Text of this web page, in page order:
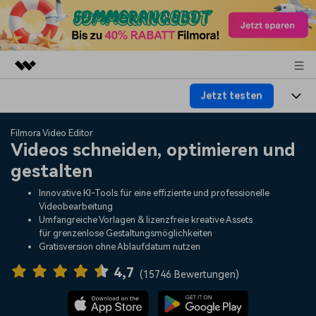
Dienstprogramme
Business
Überblick
Lösungen
Über uns
Presseraum
Support
Jetzt testen
Produkte
Plattformen
Funktionen
Assets
KI
Video/Foto
Audio
Lösungen
Soziale Medien
Marketing & Business
Lifestyle & Spaß
Ressourcen
Video-Prompts
Über 100 heiße Video-
Meisterkurs
Beherrschen Sie
Hilfe-Center
Erste Schritte
Filmora Video Editor
Videos schneiden, optimieren und
gestalten
Innovative KI-Tools für eine effiziente und professionelle
Videobearbeitung
Umfangreiche Vorlagen & lizenzfreie kreative Assets
für grenzenlose Gestaltungsmöglichkeiten
Gratisversion ohne Ablaufdatum nutzen
4,7 (15746 Bewertungen)